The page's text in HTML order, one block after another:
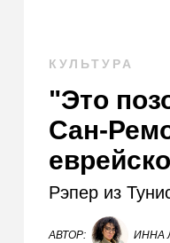
КУЛЬТУРА
"Это
Сан-
Рэпер из
АВТОР: ИННА